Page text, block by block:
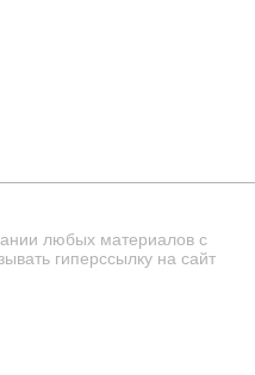
любых материалов с
гиперссылку на сайт